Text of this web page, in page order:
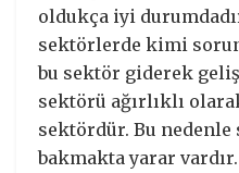
oldukça iyi
sektörlerde kimi
bu sektör giderek
sektörü ağırlıklı
sektördür. Bu
bakmakta yarar vardır.